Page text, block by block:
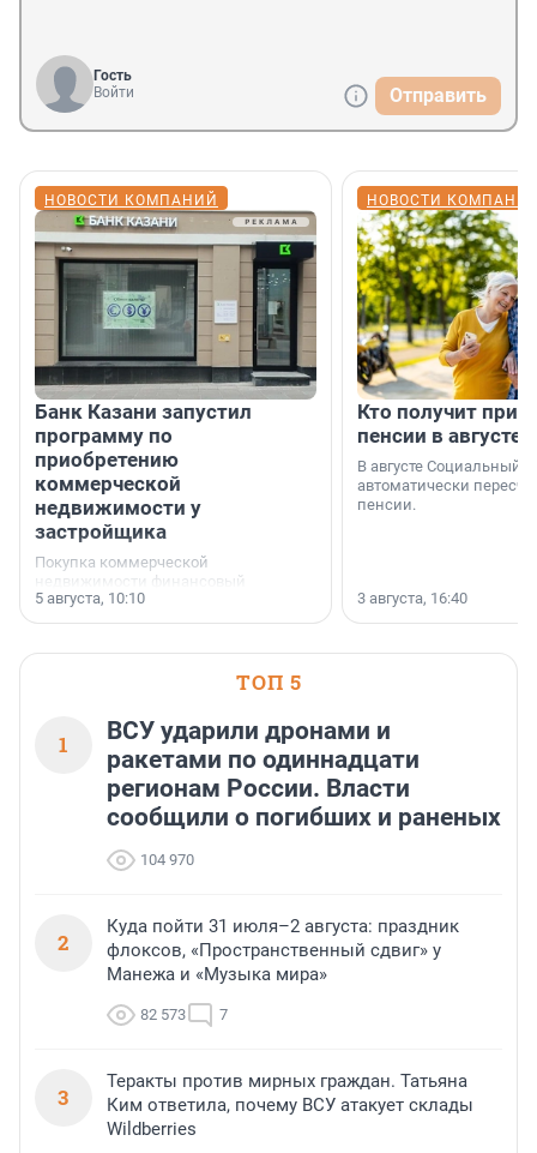
Гость
Войти
Отправить
НОВОСТИ КОМПАНИЙ
Банк Казани запустил
программу по
приобретению
коммерческой
недвижимости у
застройщика
Покупка коммерческой
недвижимости финансовый
инструмент, доступный для многих
предпринимателей. Будь то новый
или готовый арендный бизнес —
успех сделки зависит от правильного
5 августа, 10:10
НОВОСТИ
Кто получит
пенсии в августе
В августе Социальный
автоматически
пенсии.
3 августа, 16:40
ТОП 5
1
ВСУ ударили дронами и
ракетами по одиннадцати
регионам России. Власти
сообщили о погибших и раненых
104 970
2
Куда пойти 31 июля–2 августа: праздник
флоксов, «Пространственный сдвиг» у
Манежа и «Музыка мира»
82 573 7
3
Теракты против мирных граждан. Татьяна
Ким ответила, почему ВСУ атакует склады
Wildberries